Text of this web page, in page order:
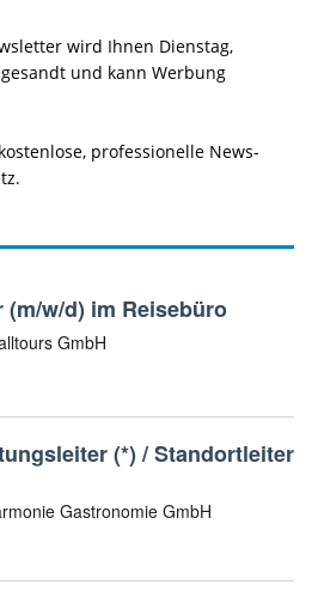
wird Ihnen Dienstag,
und kann Werbung
professionelle News-